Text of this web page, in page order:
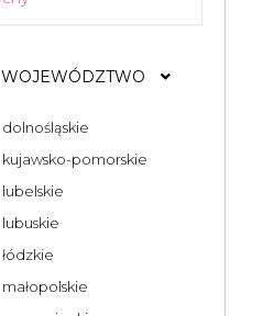
WOJEWÓDZTWO
dolnośląskie
kujawsko-pomorskie
lubelskie
lubuskie
łódzkie
małopolskie